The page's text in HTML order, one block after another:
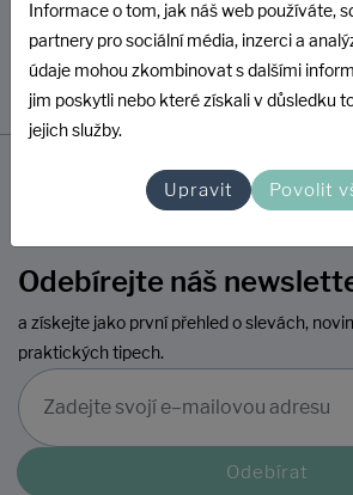
Odebírejte náš
a získejte jako první přehled o slevách,
praktických tipech.
Odebírat
Informace o tom, jak náš web používáte,
partnery pro sociální média, inzerci a
údaje mohou zkombinovat s dalšími
jim poskytli nebo které získali v důsledku
jejich služby.
Upravit Povolit